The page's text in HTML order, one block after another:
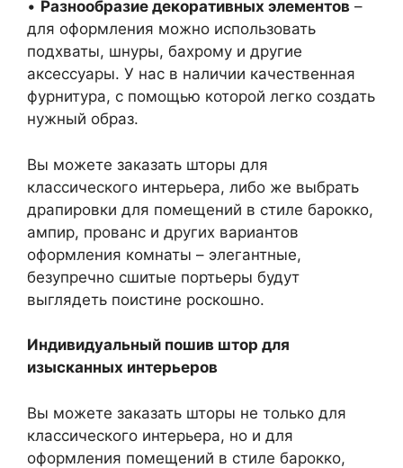
• Разнообразие декоративных элементов –
для оформления можно использовать
подхваты, шнуры, бахрому и другие
аксессуары. У нас в наличии качественная
фурнитура, с помощью которой легко создать
нужный образ.
Вы можете заказать шторы для
классического интерьера, либо же выбрать
драпировки для помещений в стиле барокко,
ампир, прованс и других вариантов
оформления комнаты – элегантные,
безупречно сшитые портьеры будут
выглядеть поистине роскошно.
Индивидуальный пошив штор для
изысканных интерьеров
Вы можете заказать шторы не только для
классического интерьера, но и для
оформления помещений в стиле барокко,